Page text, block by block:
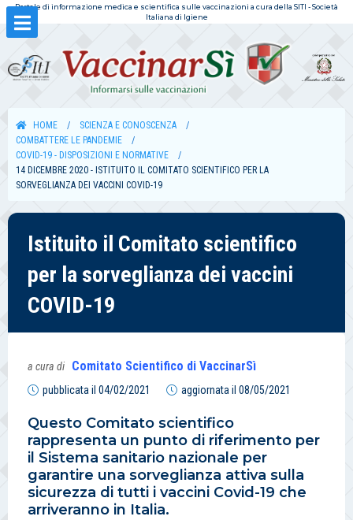
Portale di informazione medica e scientifica sulle vaccinazioni a cura della SITI - Società
Italiana di Igiene
HOME
SCIENZA E CONOSCENZA
COMBATTERE LE PANDEMIE
COVID-19 - DISPOSIZIONI E NORMATIVE
14 DICEMBRE 2020 - ISTITUITO IL COMITATO SCIENTIFICO PER LA
SORVEGLIANZA DEI VACCINI COVID-19
Istituito il Comitato scientifico
per la sorveglianza dei vaccini
COVID-19
a cura di Comitato Scientifico di VaccinarSì
pubblicata il 04/02/2021 aggiornata il 08/05/2021
Questo Comitato scientifico
rappresenta un punto di riferimento per
il Sistema sanitario nazionale per
garantire una sorveglianza attiva sulla
sicurezza di tutti i vaccini Covid-19 che
arriveranno in Italia.